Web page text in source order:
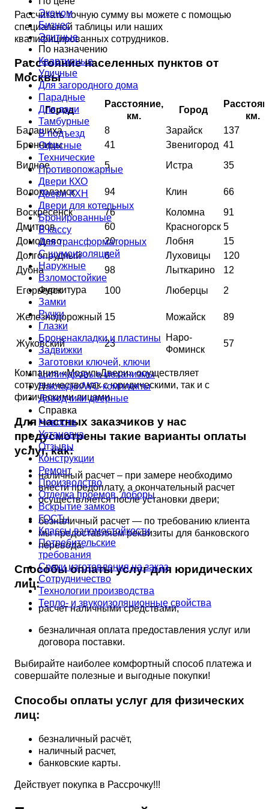
Эконом
Бизнес
Элитные
По назначению
Квартирные
Уличные
Для загородного дома
Парадные
Для дачи
Тамбурные
В подъезд
Офисные
Технические
Противопожарные
Двери КХО
Двери КХН
Двери для котельных
Бронированные
В кассу
Для трансформаторных
С шумоизоляцией
Наружные
Взломостойкие
Фурнитура
Замки
Ручки
Глазки
Броненакладки и пластины
Задвижки
Заготовки ключей, ключи
Цилиндровые механизмы
Накладки/WC-комплекты
Доводчики дверные
Справка
Новости
Установка
Отзывы
Конструкции
Ремонт
Производство
Отделка проемов, доборы
Вскрытие замков
ГОСТы
Классы взломостойкости
Потребительские
требования
Сроки изготовления на заказ
Сотрудничество
Технологии производства
Тепло- и звукоизоляционные свойства
Рассчитать точную сумму вы можете с помощью
специальной таблицы или наших
квалифицированных сотрудников.
Расстояние населенных пунктов от
Москвы
Город
Расстояние,
км.
Город
км.
Балашиха
8 Зарайск
137
Бронницы
41 Звенигород 41
Видное
5 Истра 35
Волоколамск 94 Клин
66
Воскресенск
76 Коломна
91
Дмитров
60 Красногорск 5
Домодево
20 Лобня
15
Долгопрудный
6 Луховицы
120
Дубна
98 Лыткарино
12
Егорьевск
100 Люберцы 2
Железнодорожный 15 Можайск 89
Жуковский 23
Наро-
Фоминск
57
Компания «МодульДвери» осуществляет
сотрудничество как с юридическими, так и с
физическими лицами.
Для частных заказчиков у нас
предусмотрены такие варианты оплаты
услуг, как:
наличный расчет – при замере необходимо
внести предоплату, а окончательный расчет
осуществляется после установки двери;
безналичный расчет — по требованию клиента
мы предоставляем реквизиты для банковского
перевода.
Способы оплаты услуг для юридических
лиц:
расчет наличными средствами;
безналичная оплата предоставления услуг или
договора поставки.
Выбирайте наиболее комфортный способ платежа и
совершайте полезные и выгодные покупки!
Способы оплаты услуг для физических
лиц:
безналичный расчёт,
наличный расчет,
банковские карты.
Действует покупка в Рассрочку!!!